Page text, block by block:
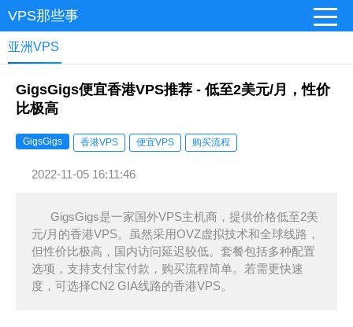
VPS那些事
亚洲VPS
GigsGigs便宜香港VPS推荐 - 低至2美元/月，性价
比极高
GigsGigs 香港VPS 便宜VPS 购买流程
2022-11-05 16:11:46
GigsGigs是一家国外VPS主机商，提供价格低至2美
元/月的香港VPS。虽然采用OVZ虚拟技术和全球线路，
但性价比极高，国内访问延迟较低。套餐包括多种配置
选项，支持支付宝付款，购买流程简单。若需更快速
度，可选择CN2 GIA线路的香港VPS。